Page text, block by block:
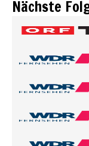
Nächste